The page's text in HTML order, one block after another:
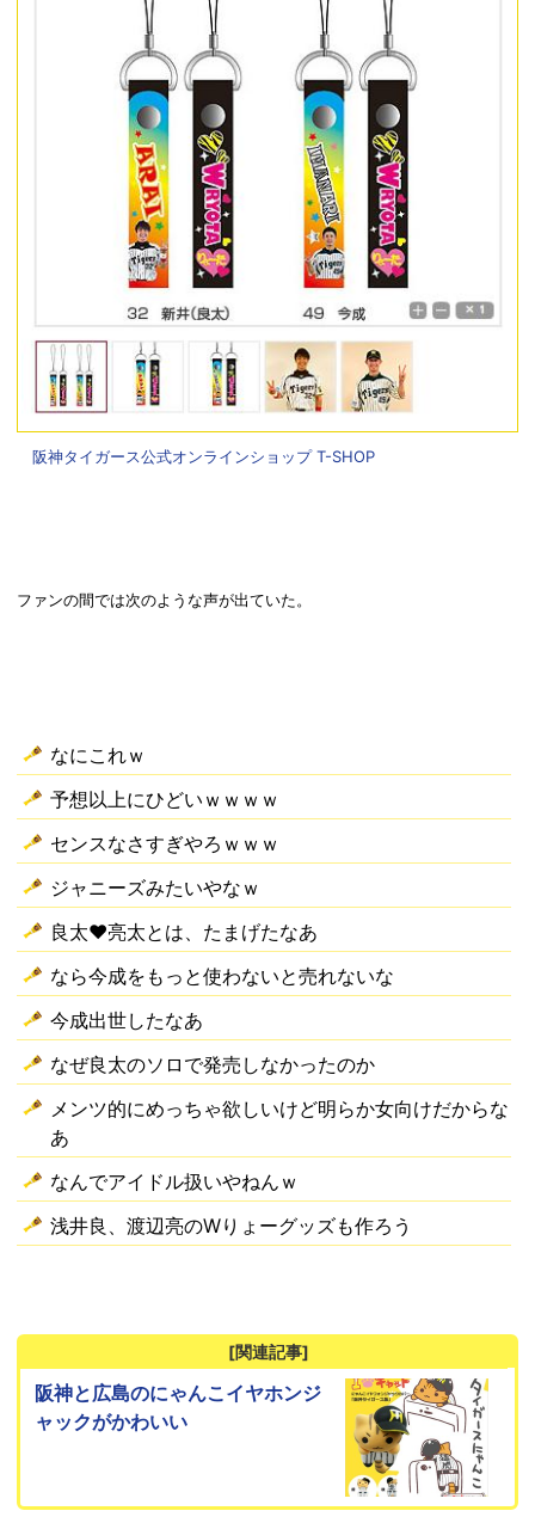
阪神タイガース公式オンラインショップ T-SHOP
ファンの間では次のような声が出ていた。
なにこれｗ
予想以上にひどいｗｗｗｗ
センスなさすぎやろｗｗｗ
ジャニーズみたいやなｗ
良太♥亮太とは、たまげたなあ
なら今成をもっと使わないと売れないな
今成出世したなあ
なぜ良太のソロで発売しなかったのか
メンツ的にめっちゃ欲しいけど明らか女向けだからな
あ
なんでアイドル扱いやねんｗ
浅井良、渡辺亮のWりょーグッズも作ろう
[関連記事]
阪神と広島のにゃんこイヤホンジ
ャックがかわいい